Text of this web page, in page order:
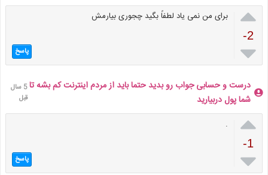

-2

برای من نمی یاد لطفاً بگید چجوری بیارمش
پاسخ
درست و حسابی جواب رو بدید حتما باید از مردم اینترنت کم بشه تا
شما پول دربیارید
5 سال
قبل

-1

.
پاسخ